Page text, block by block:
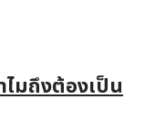
ไมถึงต้องเป็น